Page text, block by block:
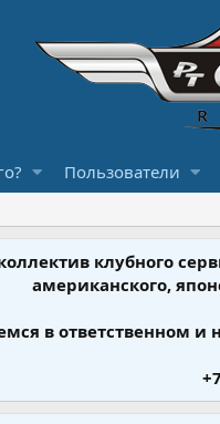
Пользователи
клубного
американского,
в ответственном и